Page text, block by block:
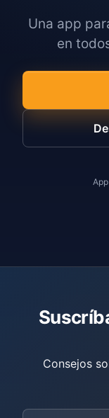
Una app
en
Consejos